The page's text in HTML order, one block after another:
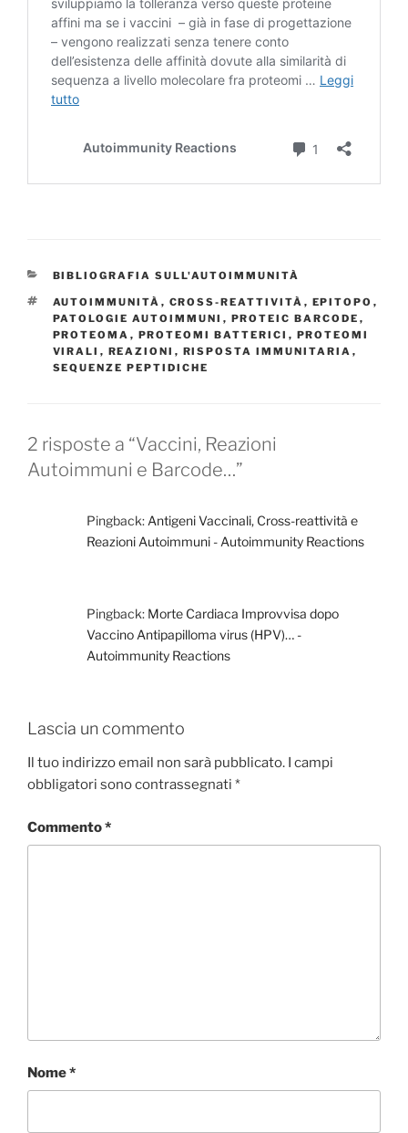
CATEGORIE
BIBLIOGRAFIA SULL'AUTOIMMUNITÀ
TAG
AUTOIMMUNITÀ , CROSS-REATTIVITÀ , EPITOPO ,
PATOLOGIE AUTOIMMUNI , PROTEIC BARCODE ,
PROTEOMA , PROTEOMI BATTERICI , PROTEOMI
VIRALI , REAZIONI , RISPOSTA IMMUNITARIA ,
SEQUENZE PEPTIDICHE
2 risposte a “Vaccini, Reazioni
Autoimmuni e Barcode…”
Pingback: Antigeni Vaccinali, Cross-reattività e
Reazioni Autoimmuni - Autoimmunity Reactions
Pingback: Morte Cardiaca Improvvisa dopo
Vaccino Antipapilloma virus (HPV)… -
Autoimmunity Reactions
Lascia un commento
Il tuo indirizzo email non sarà pubblicato. I campi
obbligatori sono contrassegnati *
Commento*
Nome*